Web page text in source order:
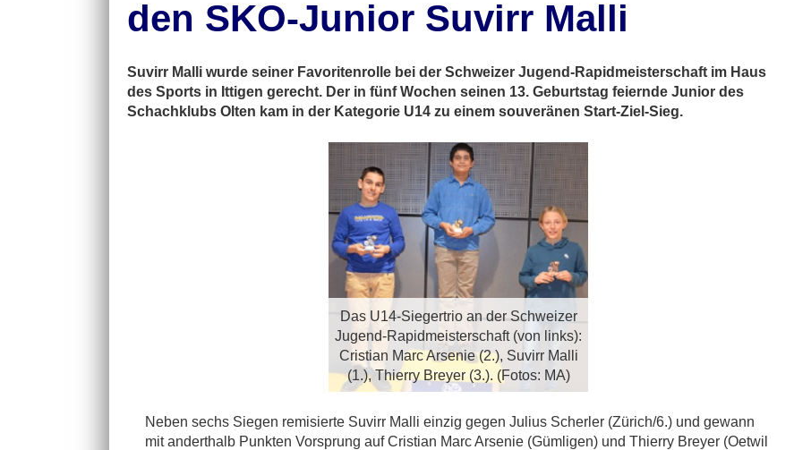
den SKO-Junior Suvirr Malli
Suvirr Malli wurde seiner Favoritenrolle bei der Schweizer Jugend-Rapidmeisterschaft im Haus
des Sports in Ittigen gerecht. Der in fünf Wochen seinen 13. Geburtstag feiernde Junior des
Schachklubs Olten kam in der Kategorie U14 zu einem souveränen Start-Ziel-Sieg.
Das U14-Siegertrio an der Schweizer
Jugend-Rapidmeisterschaft (von links):
Cristian Marc Arsenie (2.), Suvirr Malli
(1.), Thierry Breyer (3.). (Fotos: MA)
Neben sechs Siegen remisierte Suvirr Malli einzig gegen Julius Scherler (Zürich/6.) und gewann
mit anderthalb Punkten Vorsprung auf Cristian Marc Arsenie (Gümligen) und Thierry Breyer (Oetwil